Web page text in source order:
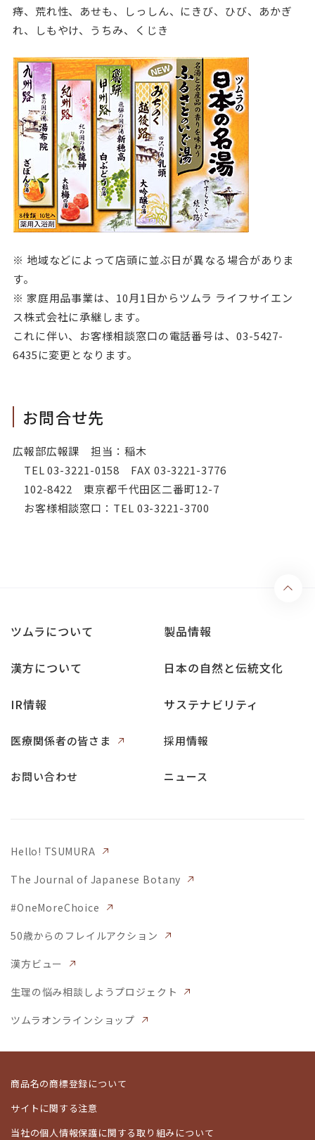
痔、荒れ性、あせも、しっしん、にきび、ひび、あかぎ
れ、しもやけ、うちみ、くじき
※ 地域などによって店頭に並ぶ日が異なる場合がありま
す。
※ 家庭用品事業は、10月1日からツムラ ライフサイエン
ス株式会社に承継します。
これに伴い、お客様相談窓口の電話番号は、03-5427-
6435に変更となります。
お問合せ先
広報部広報課 担当：稲木
TEL 03-3221-0158 FAX 03-3221-3776
102-8422 東京都千代田区二番町12-7
お客様相談窓口：TEL 03-3221-3700
ツムラについて 製品情報
漢方について 日本の自然と伝統文化
IR情報 サステナビリティ
医療関係者の皆さま 採用情報
お問い合わせ ニュース
Hello! TSUMURA
The Journal of Japanese Botany
#OneMoreChoice
50歳からのフレイルアクション
漢方ビュー
生理の悩み相談しようプロジェクト
ツムラオンラインショップ
商品名の商標登録について
サイトに関する注意
当社の個人情報保護に関する取り組みについて